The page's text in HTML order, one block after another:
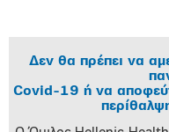
Δεν θα πρέπει να
Covid-19 ή να